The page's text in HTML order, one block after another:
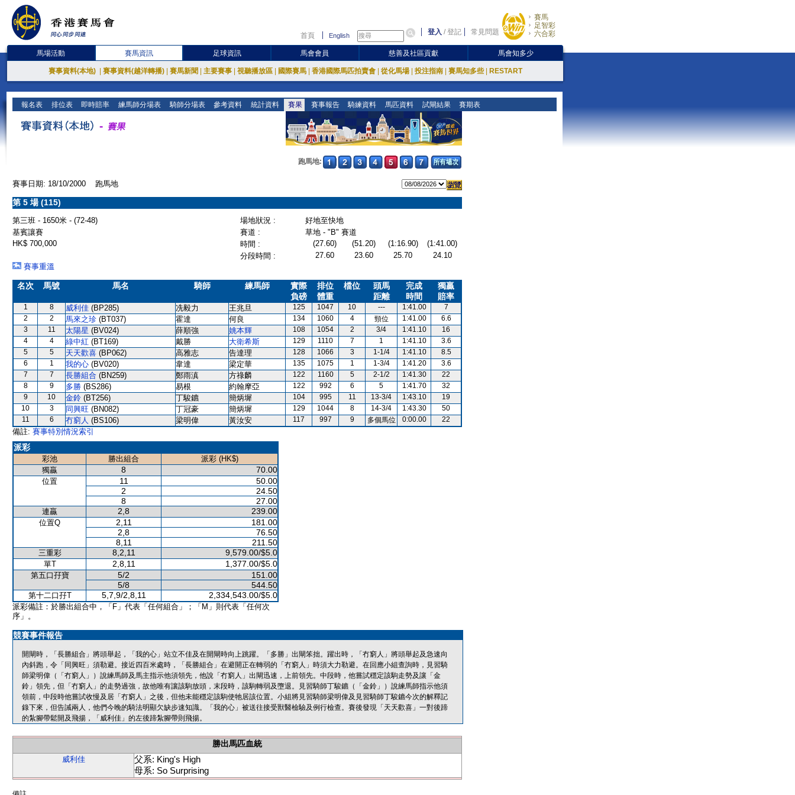
首頁 English 登入 /登記 常見問題
賽馬
足智彩
六合彩
馬場活動 賽馬資訊 足球資訊 馬會會員 慈善及社區貢獻 馬會知多少
賽事資料(本地) 賽事資料(越洋轉播) 賽馬新聞 主要賽事 視聽播放區 國際賽馬 香港國際馬匹拍賣會 從化馬場 投注指南 賽馬知多些 RESTART
報名表 排位表 即時賠率 練馬師分場表 騎師分場表 參考資料 統計資料 賽果 賽事報告 騎練資料 馬匹資料 試閘結果 賽期表
跑馬地:
賽事日期: 18/10/2000 跑馬地
第 5 場 (115)
第三班 - 1650米 - (72-48) 場地狀況 :
好地至快地
基賓讓賽
賽道 :
草地 - "B" 賽道
HK$ 700,000
時間 : (27.60) (51.20) (1:16.90)
(1:41.00)
分段時間 :
27.60 23.60 25.70
24.10
賽事重溫
名次 馬號 馬名 騎師 練馬師
實際
負磅
排位
體重
檔位
頭馬
距離
完成
時間
獨贏
賠率
1 8 威利佳 (BP285) 冼毅力 王兆旦 125 1047 10 --- 1:41.00
7
2
2 馬來之珍 (BT037) 霍達 何良 134 1060 4 頸位 1:41.00
6.6
3
11 太陽星 (BV024) 薛順強 姚本輝 108 1054 2 3/4 1:41.10
16
4
4 綠中紅 (BT169) 戴勝 大衛希斯 129 1110 7 1 1:41.10
3.6
5
5 天天歡喜 (BP062) 高雅志 告達理 128 1066 3 1-1/4 1:41.10
8.5
6
1 我的心 (BV020) 韋達 梁定華 135 1075 1 1-3/4 1:41.20
3.6
7
7 長勝組合 (BN259) 鄭雨滇 方祿麟 122 1160 5 2-1/2 1:41.30
22
8
9 多勝 (BS286) 易根 約翰摩亞 122 992 6 5 1:41.70
32
9
10 金鈴 (BT256) 丁駿鑣 簡炳墀 104 995 11 13-3/4 1:43.10
19
10
3 同興旺 (BN082) 丁冠豪 簡炳墀 129 1044 8 14-3/4 1:43.30
50
11
6 冇窮人 (BS106) 梁明偉 黃汝安 117 997 9 多個馬位 0:00.00 22
備註: 賽事特別情況索引
派彩
彩池 勝出組合
派彩 (HK$)
獨贏
8 70.00
位置 11
50.00
2
24.50
8
27.00
連贏 2,8 239.00
位置Q 2,11
181.00
2,8
76.50
8,11
211.50
三重彩 8,2,11 9,579.00/$5.0
單T 2,8,11 1,377.00/$5.0
第五口孖寶 5/2
151.00
5/8
544.50
第十二口孖T 5,7,9/2,8,11 2,334,543.00/$5.0
派彩備註：於勝出組合中，「F」代表「任何組合」；「M」則代表「任何次
序」。
競賽事件報告
開閘時，「長勝組合」將頭舉起，「我的心」站立不佳及在開閘時向上跳躍。「多勝」出閘笨拙。躍出時，「冇窮人」將頭舉起及急速向
內斜跑，令「同興旺」須勒避。接近四百米處時，「長勝組合」在避開正在轉弱的「冇窮人」時須大力勒避。在回應小組查詢時，見習騎
師梁明偉（「冇窮人」）說練馬師及馬主指示他須領先，他說「冇窮人」出閘迅速，上前領先。中段時，他嘗試穩定該駒走勢及讓「金
鈴」領先，但「冇窮人」的走勢過強，故他唯有讓該駒放頭，末段時，該駒轉弱及墮退。見習騎師丁駿鑣（「金鈴」）說練馬師指示他須
領前，中段時他嘗試收慢及居「冇窮人」之後，但他未能穩定該駒使牠居該位置。小組將見習騎師梁明偉及見習騎師丁駿鑣今次的解釋記
錄下來，但告誡兩人，他們今晚的騎法明顯欠缺步速知識。「我的心」被送往接受獸醫檢驗及例行檢查。賽後發現「天天歡喜」一對後蹄
的紮腳帶鬆開及飛揚，「威利佳」的左後蹄紮腳帶則飛揚。
勝出馬匹血統
威利佳
父系: King's High
母系: So Surprising